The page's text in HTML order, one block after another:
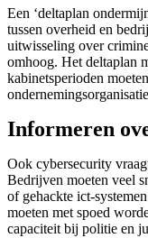
Een ‘deltaplan
tussen overheid en
uitwisseling over
omhoog. Het deltaplan
kabinetsperioden
Informeren
Ook cybersecurity
Bedrijven moeten veel
of gehackte ict-
moeten met spoed
capaciteit bij politie en